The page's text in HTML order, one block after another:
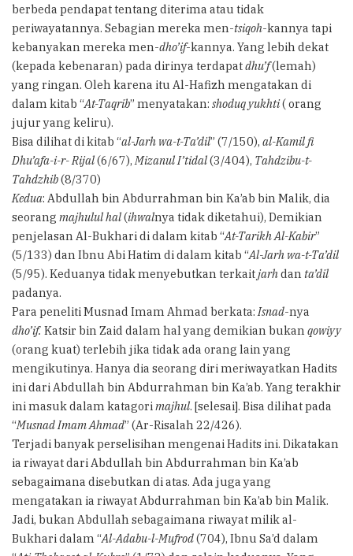
berbeda pendapat tentang diterima atau tidak
periwayatannya. Sebagian mereka men-tsiqoh-kannya tapi
kebanyakan mereka men-dho’if-kannya. Yang lebih dekat
(kepada kebenaran) pada dirinya terdapatdhu’f(lemah)
yang ringan. Oleh karena itu Al-Hafizh mengatakan di
dalam kitab “At-Taqrib” menyatakan: shoduq yukhti( orang
jujur yang keliru).
Bisa dilihat di kitab “al-Jarh wa-t-Ta’dil” (7/150), al-Kamil fi
Dhu’afa-i-r- Rijal(6/67), Mizanul I’tidal(3/404), Tahdzibu-t-
Tahdzhib(8/370)
Kedua: Abdullah bin Abdurrahman bin Ka’ab bin Malik, dia
seorang majhulul hal(ihwalnya tidak diketahui), Demikian
penjelasan Al-Bukhari di dalam kitab “At-Tarikh Al-Kabir”
(5/133) dan Ibnu Abi Hatim di dalam kitab “Al-Jarh wa-t-Ta’dil
(5/95). Keduanya tidak menyebutkan terkait jarhdan ta’dil
padanya.
Para peneliti Musnad Imam Ahmad berkata: Isnad-nya
dho’if. Katsir bin Zaid dalam hal yang demikian bukan qowiyy
(orang kuat) terlebih jika tidak ada orang lain yang
mengikutinya. Hanya dia seorang diri meriwayatkan Hadits
ini dari Abdullah bin Abdurrahman bin Ka’ab. Yang terakhir
ini masuk dalam katagori majhul. [selesai]. Bisa dilihat pada
“Musnad Imam Ahmad” (Ar-Risalah 22/426).
Terjadi banyak perselisihan mengenai Hadits ini. Dikatakan
ia riwayat dari Abdullah bin Abdurrahman bin Ka’ab
sebagaimana disebutkan di atas. Ada juga yang
mengatakan ia riwayat Abdurrahman bin Ka’ab bin Malik.
Jadi, bukan Abdullah sebagaimana riwayat milik al-
Bukhari dalam “Al-Adabu-l-Mufrod(704), Ibnu Sa’d dalam